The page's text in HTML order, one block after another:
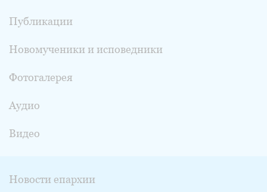
Публикации
Новомученики и исповедники
Фотогалерея
Аудио
Видео
Новости епархии